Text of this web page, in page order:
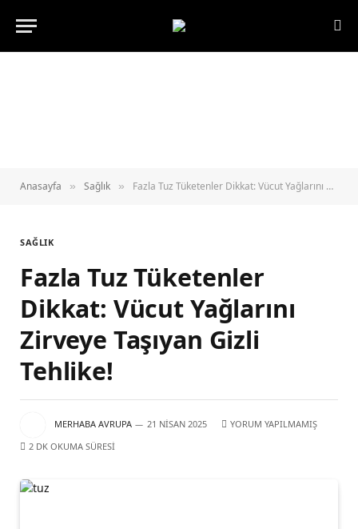
Anasayfa » Sağlık » Fazla Tuz Tüketenler Dikkat: Vücut Yağlarını Zirveye Taşıyan Gizli Tehlike!
SAĞLIK
Fazla Tuz Tüketenler
Dikkat: Vücut Yağlarını
Zirveye Taşıyan Gizli
Tehlike!
MERHABA AVRUPA 21 NISAN 2025
YORUM YAPILMAMIŞ
2 DK OKUMA SÜRESI